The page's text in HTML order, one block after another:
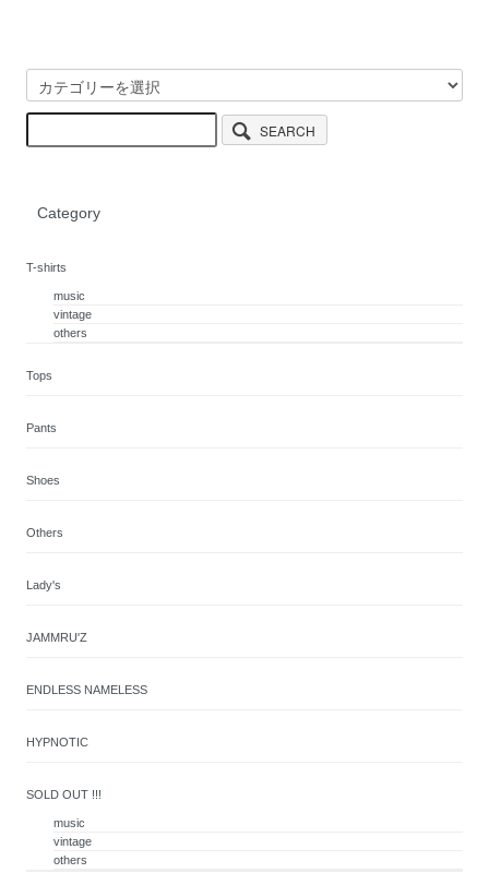
SEARCH
Category
T-shirts
music
vintage
others
Tops
Pants
Shoes
Others
Lady's
JAMMRU'Z
ENDLESS NAMELESS
HYPNOTIC
SOLD OUT !!!
music
vintage
others